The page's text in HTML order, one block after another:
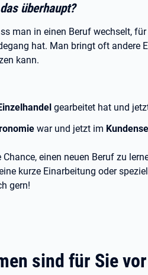
überhaupt?
man in einen Beruf wechselt,
hat. Man bringt oft andere
kann.
gearbeitet hat und
war und jetzt im
einen neuen Beruf zu
kurze Einarbeitung oder
gern!
sind für Sie